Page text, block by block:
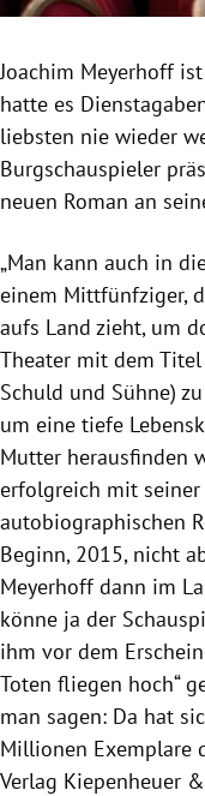
Untermenü
Untermenü
Joachim Meyerhoff
hatte es
liebsten nie wieder
Burgschauspieler
neuen Roman an
„Man kann auch in
einem Mittfünfziger,
aufs Land zieht, um
Theater mit dem Titel
Schuld und Sühne)
um eine tiefe
Mutter herausfinden
erfolgreich mit
autobiographischen
Beginn, 2015, nicht
Meyerhoff dann im
könne ja der
ihm vor dem
Toten fliegen hoch“
man sagen: Da hat
Millionen Exemplare
Verlag Kiepenheuer